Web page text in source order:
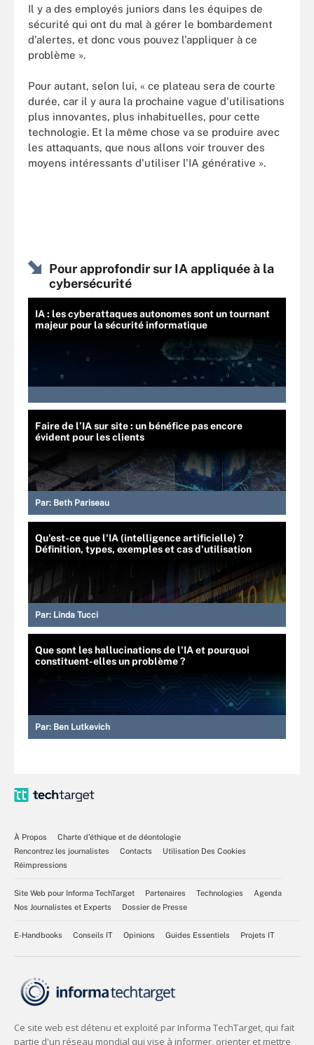
Il y a des employés juniors dans les équipes de
sécurité qui ont du mal à gérer le bombardement
d'alertes, et donc vous pouvez l'appliquer à ce
problème ».
Pour autant, selon lui, « ce plateau sera de courte
durée, car il y aura la prochaine vague d'utilisations
plus innovantes, plus inhabituelles, pour cette
technologie. Et la même chose va se produire avec
les attaquants, que nous allons voir trouver des
moyens intéressants d'utiliser l'IA générative ».
Pour approfondir sur IA appliquée à la
cybersécurité
IA : les cyberattaques autonomes sont un tournant
majeur pour la sécurité informatique
Faire de l’IA sur site : un bénéfice pas encore
évident pour les clients
Par: Beth Pariseau
Qu'est-ce que l'IA (intelligence artificielle) ?
Définition, types, exemples et cas d'utilisation
Par: Linda Tucci
Que sont les hallucinations de l'IA et pourquoi
constituent-elles un problème ?
Par: Ben Lutkevich
À Propos
Charte d’éthique et de déontologie
Rencontrez les journalistes
Contacts
Utilisation Des Cookies
Réimpressions
Site Web pour Informa TechTarget Partenaires Technologies
Agenda
Nos Journalistes et Experts
Dossier de Presse
E-Handbooks Conseils IT Opinions Guides Essentiels Projets IT